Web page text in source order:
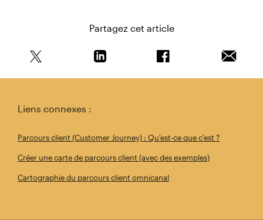
Partagez cet article
Liens connexes :
Parcours client (Customer Journey) : Qu'est-ce que c'est ?
Créer une carte de parcours client (avec des exemples)
Cartographie du parcours client omnicanal